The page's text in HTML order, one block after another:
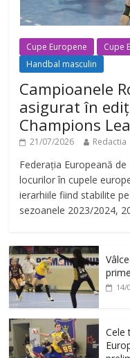
Cupe Europene Cupe
Handbal masculin
Campioanele
asigurat în
Champions
21/07/2026 Redactia
Federația Europeană
locurilor în cupele
ierarhiile fiind stabilite
sezoanele 2023/2024,
14/
Cele